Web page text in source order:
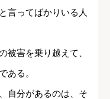
言ってばかりいる人
被害を乗り越えて、
ある。
自分があるのは、そ